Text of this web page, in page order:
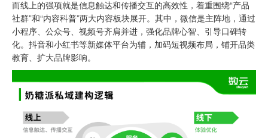
而线上的强项就是信息触达和传播交互的高效性，着重围绕“产品
社群”和“内容科普”两大内容板块展开。其中，微信是主阵地，通过
小程序、公众号、视频号齐肩并进，强化品牌心智、引导口碑转
化。抖音和小红书等新媒体平台为辅，加码短视频布局，铺开品类
教育、扩大品牌影响。